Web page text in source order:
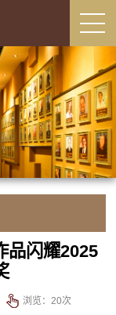
品闪耀2025
浏览：20次